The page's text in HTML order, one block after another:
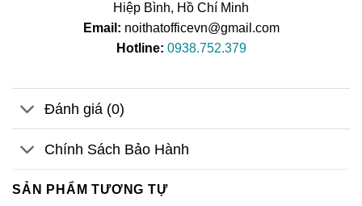
Hiệp Bình, Hồ Chí Minh
Email: noithatofficevn@gmail.com
Hotline: 0938.752.379
Đánh giá (0)
Chính Sách Bảo Hành
SẢN PHẨM TƯƠNG TỰ